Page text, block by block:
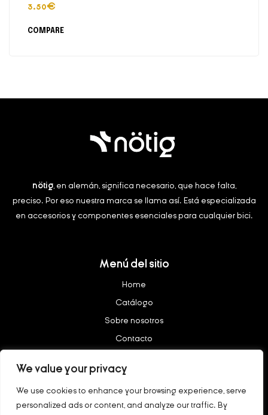
We value your privacy
We use cookies to enhance your browsing experience, serve
personalized ads or content, and analyze our traffic. By
3.50€
COMPARE
nötig, en alemán, significa necesario, que hace falta,
preciso. Por eso nuestra marca se llama así. Está especializada
en accesorios y componentes esenciales para cualquier bici.
Menú del sitio
Home
Catálogo
Sobre nosotros
Contacto
Legal
Aviso legal
Política de privacidad